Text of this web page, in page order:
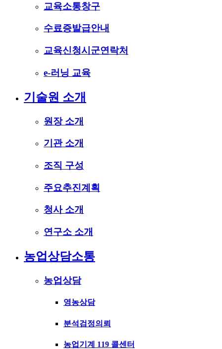
교육소통창구
수료증발급안내
교육신청시군연락처
e-러닝 교육
기술원 소개
원장 소개
기관 소개
조직 구성
주요추진계획
청사 소개
연구소 소개
농업상담소통
농업상담
영농상담
분석검정의뢰
농업기계 119 콜센터